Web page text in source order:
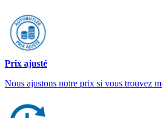
Prix ajusté
Nous ajustons notre prix si vous trouvez